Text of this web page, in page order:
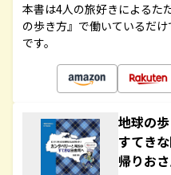
本書は4人の旅好きによるた
の歩き方』で働いているだ
です。
地球の
すてき
帰りお